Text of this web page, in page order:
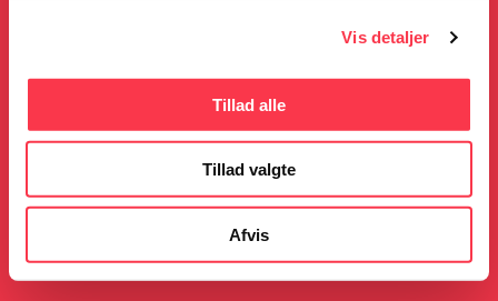
Vis detaljer
Tillad alle
Tillad valgte
Afvis
NYHEDER
05.08.2026
Læs mere
23.06.2026
Gratis guidede ture i
sommerferien